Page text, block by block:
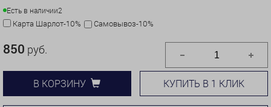
Есть в наличии2
Карта Шарлот-10% Самовывоз-10%
850 руб.
В КОРЗИНУ КУПИТЬ В 1 КЛИК